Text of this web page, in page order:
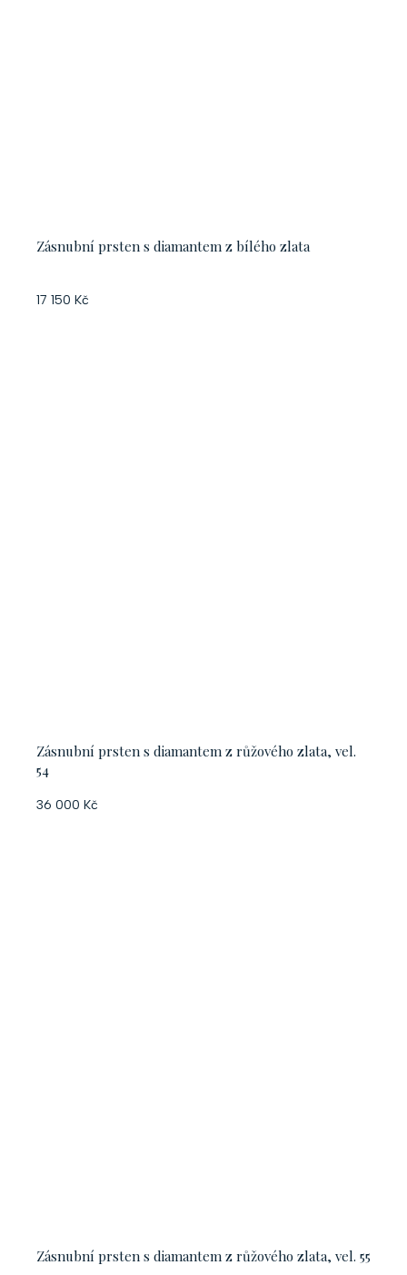
Zásnubní prsten s diamantem z bílého zlata
17 150 Kč
Zásnubní prsten s diamantem z růžového zlata, vel.
54
36 000 Kč
Zásnubní prsten s diamantem z růžového zlata, vel. 55